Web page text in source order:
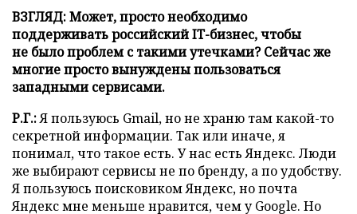
ВЗГЛЯД: Может, просто необходимо
поддерживать российский IT-бизнес, чтобы
не было проблем с такими утечками? Сейчас же
многие просто вынуждены пользоваться
западными сервисами.
Р.Г.:Я пользуюсь Gmail, но не храню там какой-то
секретной информации. Так или иначе, я
понимал, что такое есть. У нас есть Яндекс. Люди
же выбирают сервисы не по бренду, а по удобству.
Я пользуюсь поисковиком Яндекс, но почта
Яндекс мне меньше нравится, чем у Google. Но